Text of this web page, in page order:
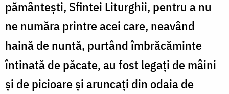
pământeşti, Sfintei Liturghii, pentru a nu
ne număra printre acei care, neavând
haină de nuntă, purtând îmbrăcăminte
întinată de păcate, au fost legaţi de mâini
şi de picioare şi aruncaţi din odaia de